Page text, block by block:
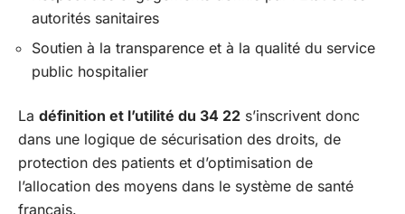
autorités sanitaires
Soutien à la transparence et à la qualité du service
public hospitalier
La définition et l’utilité du 34 22 s’inscrivent donc
dans une logique de sécurisation des droits, de
protection des patients et d’optimisation de
l’allocation des moyens dans le système de santé
français.